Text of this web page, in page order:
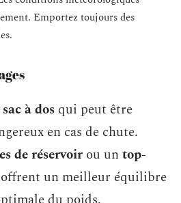
Emportez toujours des
sac à dos qui peut être
en cas de chute.
de réservoir ou untop-
un meilleur équilibre